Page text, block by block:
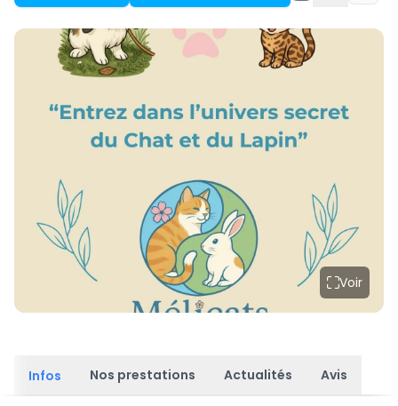
Voir
Infos Nos prestations Actualités Avis